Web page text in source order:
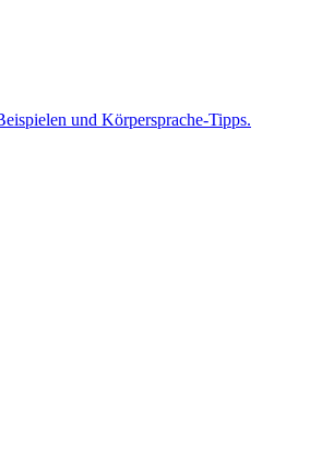
und Körpersprache-Tipps.